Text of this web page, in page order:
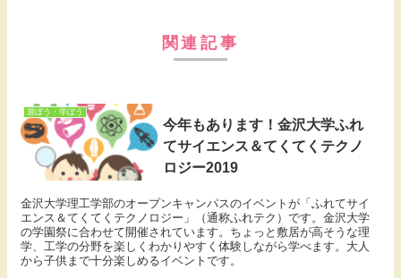
関連記事
遊ぼう・学ぼう
今年もあります！金沢大学ふれ
てサイエンス＆てくてくテクノ
ロジー2019
金沢大学理工学部のオープンキャンパスのイベントが「ふれてサイ
エンス＆てくてくテクノロジー」（通称ふれテク）です。金沢大学
の学園祭に合わせて開催されています。ちょっと敷居が高そうな理
学、工学の分野を楽しくわかりやすく体験しながら学べます。大人
から子供まで十分楽しめるイベントです。